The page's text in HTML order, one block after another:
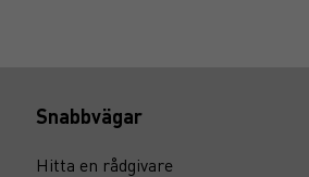
Snabbvägar
Hitta en rådgivare